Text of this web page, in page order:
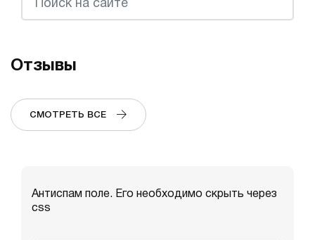
Отзывы
СМОТРЕТЬ ВСЕ
Антиспам поле. Его необходимо скрыть через
css